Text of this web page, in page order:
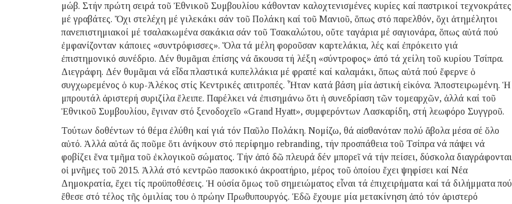
μώβ. Στήν πρώτη σειρά τοῦ Ἐθνικοῦ Συμβουλίου κάθονταν καλοχτενισμένες κυρίες καί παστρικοί τεχνοκράτες
μέ γραβάτες. Ὄχι στελέχη μέ γιλεκάκι σάν τοῦ Πολάκη καί τοῦ Μανιοῦ, ὅπως στό παρελθόν, ὄχι ἀτημέλητοι
πανεπιστημιακοί μέ τσαλακωμένα σακάκια σάν τοῦ Τσακαλώτου, οὔτε ταγάρια μέ σαγιονάρα, ὅπως αὐτά πού
ἐμφανίζονταν κάποιες «συντρόφισσες». Ὅλα τά μέλη φοροῦσαν καρτελάκια, λές καί ἐπρόκειτο γιά
ἐπιστημονικό συνέδριο. Δέν θυμᾶμαι ἐπίσης νά ἄκουσα τή λέξη «σύντροφος» ἀπό τά χείλη τοῦ κυρίου Τσίπρα.
Διεγράφη. Δέν θυμᾶμαι νά εἶδα πλαστικά κυπελλάκια μέ φραπέ καί καλαμάκι, ὅπως αὐτά πού ἔφερνε ὁ
συγχωρεμένος ὁ κυρ-Ἀλέκος στίς Κεντρικές απιτροπές. Ἦταν κατά βάση μία ἀστική εἰκόνα. Ἀποστειρωμένη. Ἡ
μπρουτάλ ἀριστερή συριζίλα ἔλειπε. Παρέλκει νά ἐπισημάνω ὅτι ἡ συνεδρίαση τῶν τομεαρχῶν, ἀλλά καί τοῦ
Ἐθνικοῦ Συμβουλίου, ἔγιναν στό ξενοδοχεῖο «Grand Hyatt», συμφερόντων Λασκαρίδη, στή λεωφόρο Συγγροῦ.
Τούτων δοθέντων τό θέμα ἐλύθη καί γιά τόν Παῦλο Πολάκη. Νομίζω, θά αἰσθανόταν πολύ ἄβολα μέσα σέ ὅλο
αὐτό. Ἀλλά αὐτά ἄς ποῦμε ὅτι ἀνήκουν στό περίφημο rebranding, τήν προσπάθεια τοῦ Τσίπρα νά πάψει νά
φοβίζει ἕνα τμῆμα τοῦ ἐκλογικοῦ σώματος. Τήν ἀπό δῶ πλευρά δέν μπορεῖ νά τήν πείσει, δύσκολα διαγράφονται
οἱ μνῆμες τοῦ 2015. Ἀλλά στό κεντρῶο πασοκικό ἀκροατήριο, μέρος τοῦ ὁποίου ἔχει ψηφίσει καί Νέα
Δημοκρατία, ἔχει τίς προϋποθέσεις. Ἡ οὐσία ὅμως τοῦ σημειώματος εἶναι τά ἐπιχειρήματα καί τά διλήμματα πού
ἔθεσε στό τέλος τῆς ὁμιλίας του ὁ πρώην Πρωθυπουργός. Ἐδῶ ἔχουμε μία μετακίνηση ἀπό τόν ἀριστερό